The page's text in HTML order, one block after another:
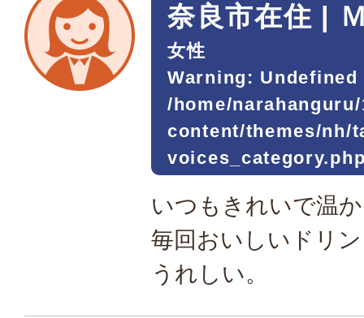
奈良市在住 |
女性
Warning :
/home/
content/themes/nh/
いつもきれいで温
毎回おいしいドリ
うれしい。